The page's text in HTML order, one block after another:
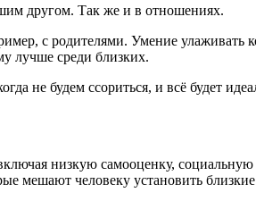
другом. Так же и в отношениях.
с родителями. Умение
лучше среди близких.
не будем ссориться, и всё будет
низкую самооценку,
мешают человеку установить